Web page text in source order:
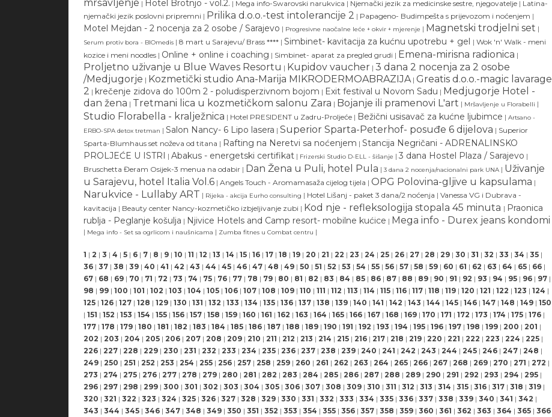
mršavljenje | Hotel Brotnjo - vol.2. | Mega info-Swarovski narukvica | Njemački jezik za medicinske sestre, njegovatelje | Latina-
njemački jezik poslovni pripremni | Prilika d.o.o.-test intolerancije 2 | Papageno- Budimpešta s prijevozom i noćenjem |
Motel Mejdan - 2 nocenja za 2 osobe / Sarajevo | Progresivne naočalne leće + okvir + mjerenje | Magnetski trodjelni set |
Serum protiv bora - BIOmedis | 8 mart u Sarajevu/ Brass **** | Simbinet- kavitacija za kućnu upotrebu + gel | Wok 'n' Walk - meni
kozice i meni noodles | Online + online i coaching | Simbinet- aparat za pregled grudi | Emena-mirisna radionica |
Proljetno uživanje u Blue Waves Resortu | Kupidov vaucher | 3 dana 2 nocenja za 2 osobe
/Medjugorje | Kozmetički studio Ana-Marija MIKRODERMOABRAZIJA | Greatis d.o.o.-magic lavarage
2 | krečenje zidova do 100m 2 - poludisperzivnom bojom | Exit festival u Novom Sadu | Medjugorje Hotel -
dan žena | Tretmani lica u kozmetičkom salonu Zara | Bojanje ili pramenovi L'art | Mršavljenje u Florabelli |
Studio Florabella - kralježnica | Hotel PRESIDENT u Zadru-Proljeće | Bežični usisavač za kućne ljubimce | Artsano -
ERBO-SPA detox tretman | Salon Nancy- 6 Lipo lasera | Superior Sparta-Peterhof- posuđe 6 dijelova | Superior
Sparta-Blumhaus set noževa od titana | Rafting na Neretvi sa noćenjem | Stancija Negričani - ADRENALINSKO
PROLJEĆE U ISTRI | Abakus - energetski certifikat | Frizerski Studio D-ELL - šišanje | 3 dana Hostel Plaza / Sarajevo |
Bruschetta Đeram Osijek-3 menua na odabir | Dan Žena u Puli, hotel Pula | 3 dana 2 nocenja/nacionalni park UNA | Uživanje
u Sarajevu, hotel Italia Vol.6 | Angels Touch - Aromamasaža cijelog tijela | OPG Polovina-gljive u kapsulama |
Narukvice - Lullaby ART | Rijeka - akcija Eurho consulting | Hotel Lišanj - paket 3 dana/2 noćenja | Vanessa VG i Dubrava -
kavitacija | Beauty center Nancy-kozmetičko izbjeljivanje zubi | Kod nje - refleksologija stopala 45 minuta | Praonica
rublja - Peglanje košulja | Njivice Hotels and Camp resort- mobilne kućice | Mega info - Durex jeans kondomi
| Mega info - Set sa ogrlicom i naušnicama | Zumba fitnes u Combat centru |
1 | 2 | 3 | 4 | 5 | 6 | 7 | 8 | 9 | 10 | 11 | 12 | 13 | 14 | 15 | 16 | 17 | 18 | 19 | 20 | 21 | 22 | 23 | 24 | 25 | 26 | 27 | 28 | 29 | 30 | 31 | 32 | 33 | 34 | 35 |
36 | 37 | 38 | 39 | 40 | 41 | 42 | 43 | 44 | 45 | 46 | 47 | 48 | 49 | 50 | 51 | 52 | 53 | 54 | 55 | 56 | 57 | 58 | 59 | 60 | 61 | 62 | 63 | 64 | 65 | 66 |
67 | 68 | 69 | 70 | 71 | 72 | 73 | 74 | 75 | 76 | 77 | 78 | 79 | 80 | 81 | 82 | 83 | 84 | 85 | 86 | 87 | 88 | 89 | 90 | 91 | 92 | 93 | 94 | 95 | 96 | 97 |
98 | 99 | 100 | 101 | 102 | 103 | 104 | 105 | 106 | 107 | 108 | 109 | 110 | 111 | 112 | 113 | 114 | 115 | 116 | 117 | 118 | 119 | 120 | 121 | 122 | 123 | 124 |
125 | 126 | 127 | 128 | 129 | 130 | 131 | 132 | 133 | 134 | 135 | 136 | 137 | 138 | 139 | 140 | 141 | 142 | 143 | 144 | 145 | 146 | 147 | 148 | 149 | 150
| 151 | 152 | 153 | 154 | 155 | 156 | 157 | 158 | 159 | 160 | 161 | 162 | 163 | 164 | 165 | 166 | 167 | 168 | 169 | 170 | 171 | 172 | 173 | 174 | 175 | 176 |
177 | 178 | 179 | 180 | 181 | 182 | 183 | 184 | 185 | 186 | 187 | 188 | 189 | 190 | 191 | 192 | 193 | 194 | 195 | 196 | 197 | 198 | 199 | 200 | 201 |
202 | 203 | 204 | 205 | 206 | 207 | 208 | 209 | 210 | 211 | 212 | 213 | 214 | 215 | 216 | 217 | 218 | 219 | 220 | 221 | 222 | 223 | 224 | 225 |
226 | 227 | 228 | 229 | 230 | 231 | 232 | 233 | 234 | 235 | 236 | 237 | 238 | 239 | 240 | 241 | 242 | 243 | 244 | 245 | 246 | 247 | 248 |
249 | 250 | 251 | 252 | 253 | 254 | 255 | 256 | 257 | 258 | 259 | 260 | 261 | 262 | 263 | 264 | 265 | 266 | 267 | 268 | 269 | 270 | 271 | 272 |
273 | 274 | 275 | 276 | 277 | 278 | 279 | 280 | 281 | 282 | 283 | 284 | 285 | 286 | 287 | 288 | 289 | 290 | 291 | 292 | 293 | 294 | 295 |
296 | 297 | 298 | 299 | 300 | 301 | 302 | 303 | 304 | 305 | 306 | 307 | 308 | 309 | 310 | 311 | 312 | 313 | 314 | 315 | 316 | 317 | 318 | 319 |
320 | 321 | 322 | 323 | 324 | 325 | 326 | 327 | 328 | 329 | 330 | 331 | 332 | 333 | 334 | 335 | 336 | 337 | 338 | 339 | 340 | 341 | 342 |
343 | 344 | 345 | 346 | 347 | 348 | 349 | 350 | 351 | 352 | 353 | 354 | 355 | 356 | 357 | 358 | 359 | 360 | 361 | 362 | 363 | 364 | 365 | 366